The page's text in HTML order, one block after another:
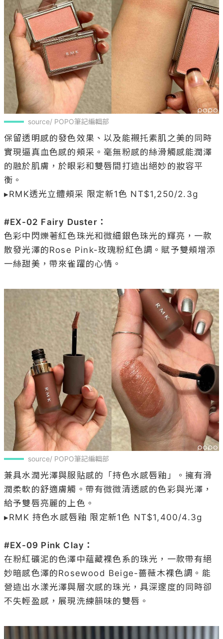
source/ POPO筆記編輯部
保留透明感的發色效果、以及能襯托素肌之美的同時
實現逼真血色感的頰采。毫無粉感的絲滑觸感能潤澤
的融於肌膚，於眼彩和雙唇間打造出絕妙的妝容平
衡。
▸RMK透光立體頰采 限定新1色 NT$1,250/2.3g
#EX-02 Fairy Duster：
色彩中閃爍著紅色珠光和微細銀色珠光的輝亮，一款
散發光澤的Rose Pink-玫瑰粉紅色調。賦予雙頰增添
一絲甜美，帶來雀躍的心情。
source/ POPO筆記編輯部
兼具水潤光澤與服貼感的「持色水感唇釉」。擁有滑
潤柔軟的舒適膚觸。帶有微微清透感的色彩與光澤，
給予雙唇亮麗的上色。
▸RMK 持色水感唇釉 限定新1色 NT$1,400/4.3g
#EX-09 Pink Clay：
在粉紅礦泥的色澤中蘊藏裸色系的珠光，一款帶有絕
妙暗感色澤的Rosewood Beige-薔薇木裸色調。能
營造出水漾光澤與層次感的珠光，具深邃度的同時卻
不失輕盈感，展現洗練韻味的雙唇。